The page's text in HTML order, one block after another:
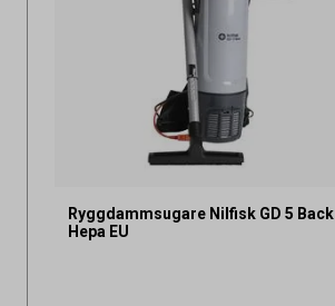
Ryggdammsugare Nilfisk GD 5 Back
Hepa EU